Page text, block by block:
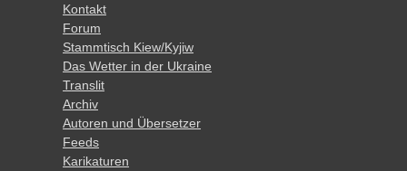
Kontakt
Forum
Stammtisch Kiew/Kyjiw
Das Wetter in der Ukraine
Translit
Archiv
Autoren und Übersetzer
Feeds
Karikaturen